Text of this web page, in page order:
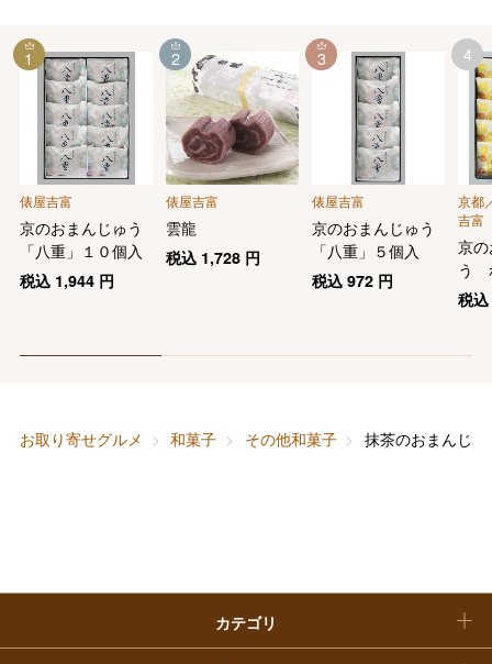
俵屋吉富
京のおまんじゅう
「八重」１０個入
税込 1,944円
1
俵屋吉富
雲龍
税込 1,728 円
2
俵屋吉富
京のおまんじゅう
「八重」５個入
税込972 円
3
京都
吉富
京
う
入り
税
4
お取り寄せグルメ 和菓子 その他和菓子 抹茶のおまんじ
カテゴリ
フード＆スイーツ
ビューティー
大丸・松坂屋のギフト
快気祝い
バレンタインチョコレート
ホワイトデー
お中元
福袋